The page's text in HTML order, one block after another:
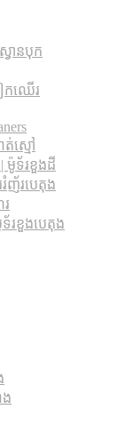
វានបុក
កឈើរ
ត់ស្មៅ
| ម៉ូទ័រខួងដី
រំញ័របេតុង
ទ័រខួងបេតុង
ង